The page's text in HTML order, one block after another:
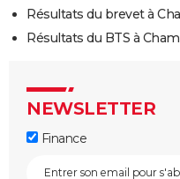
Résultats du brevet à
Résultats du BTS à
NEWSLETTER
Finance